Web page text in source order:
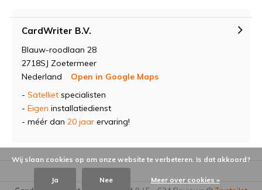
CardWriter B.V.
Blauw-roodlaan 28
2718SJ Zoetermeer
Nederland
Open in Google Maps
- Satelliet specialisten
- Eigen installatiedienst
- méér dan 20 jaar ervaring!
Wij slaan cookies op om onze website te verbeteren. Is dat akkoord?
Ja Nee Meer over cookies »